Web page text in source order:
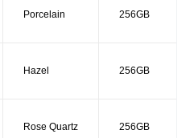
Porcelain 256GB
Hazel 256GB
Rose Quartz 256GB